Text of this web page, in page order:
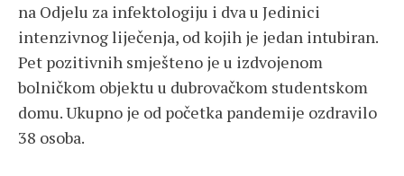
na Odjelu za infektologiju i dva u Jedinici
intenzivnog liječenja, od kojih je jedan intubiran.
Pet pozitivnih smješteno je u izdvojenom
bolničkom objektu u dubrovačkom studentskom
domu. Ukupno je od početka pandemije ozdravilo
38 osoba.